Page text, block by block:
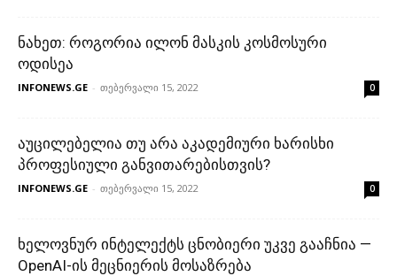
ნახეთ: როგორია ილონ მასკის კოსმოსური
ოდისეა
INFONEWS.GE - თებერვალი 15, 2022 0
აუცილებელია თუ არა აკადემიური ხარისხი
პროფესიული განვითარებისთვის?
INFONEWS.GE - თებერვალი 15, 2022 0
ხელოვნურ ინტელექტს ცნობიერი უკვე გააჩნია —
OpenAI-ის მეცნიერის მოსაზრება